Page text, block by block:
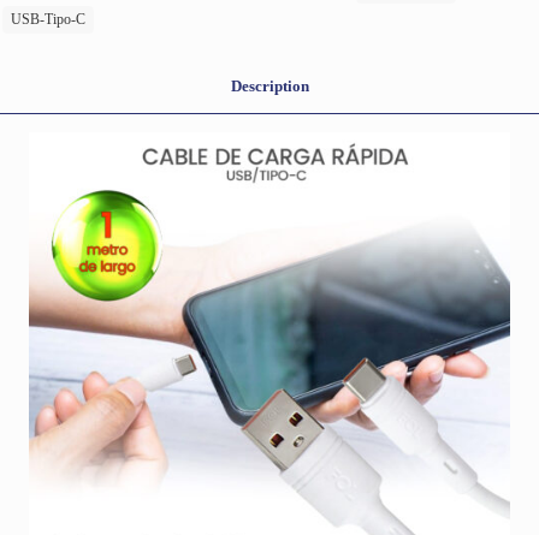
USB-Tipo-C
Description